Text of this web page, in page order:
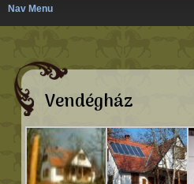
Nav Menu
Vendégház